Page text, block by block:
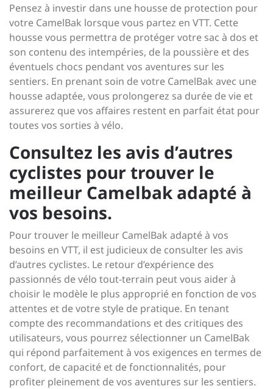
Pensez à investir dans une housse de protection pour
votre CamelBak lorsque vous partez en VTT. Cette
housse vous permettra de protéger votre sac à dos et
son contenu des intempéries, de la poussière et des
éventuels chocs pendant vos aventures sur les
sentiers. En prenant soin de votre CamelBak avec une
housse adaptée, vous prolongerez sa durée de vie et
assurerez que vos affaires restent en parfait état pour
toutes vos sorties à vélo.
Consultez les avis d’autres
cyclistes pour trouver le
meilleur Camelbak adapté à
vos besoins.
Pour trouver le meilleur CamelBak adapté à vos
besoins en VTT, il est judicieux de consulter les avis
d’autres cyclistes. Le retour d’expérience des
passionnés de vélo tout-terrain peut vous aider à
choisir le modèle le plus approprié en fonction de vos
attentes et de votre style de pratique. En tenant
compte des recommandations et des critiques des
utilisateurs, vous pourrez sélectionner un CamelBak
qui répond parfaitement à vos exigences en termes de
confort, de capacité et de fonctionnalités, pour
profiter pleinement de vos aventures sur les sentiers.